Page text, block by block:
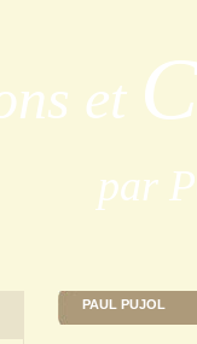
et C
par
PAUL PUJOL